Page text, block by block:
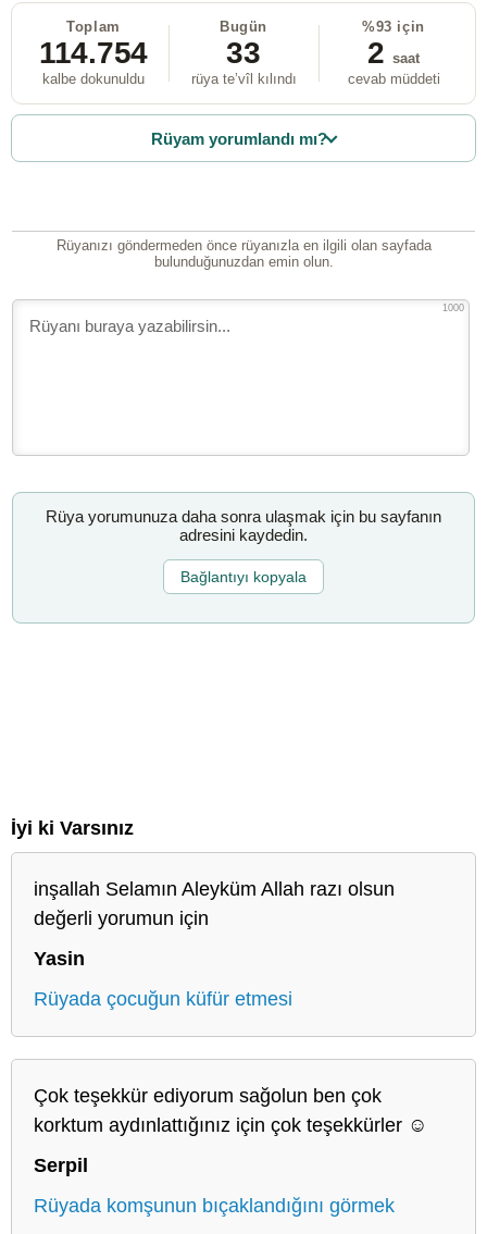
Toplam
114.754
kalbe dokunuldu
Bugün
33
rüya te’vîl kılındı
%93 için
2 saat
cevab müddeti
Rüyam yorumlandı mı?
Rüyanızı göndermeden önce rüyanızla en ilgili olan sayfada
bulunduğunuzdan emin olun.
1000
Rüya yorumunuza daha sonra ulaşmak için bu sayfanın
adresini kaydedin.
Bağlantıyı kopyala
İyi ki Varsınız
inşallah Selamın Aleyküm Allah razı olsun
değerli yorumun için
Yasin
Rüyada çocuğun küfür etmesi
Çok teşekkür ediyorum sağolun ben çok
korktum aydınlattığınız için çok teşekkürler ☺️
Serpil
Rüyada komşunun bıçaklandığını görmek